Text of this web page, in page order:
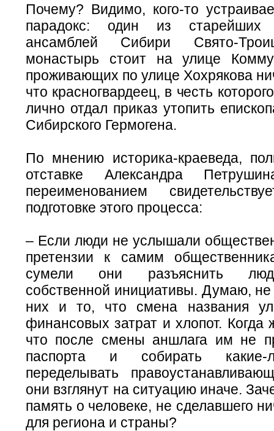
Почему? Видимо, кого-то
парадокс: один из старейших
ансамблей Сибири Свято-
монастырь стоит на улице
проживающих по улице Хохрякова
что красногвардеец, в честь
лично отдал приказ утопить
Сибирского Гермогена.
По мнению историка-краеведа,
отставке Александра
переименованием
подготовке этого процесса:
– Если люди не услышали
претензии к самим
сумели они разъяснить
собственной инициативы. Думаю,
них и то, что смена названия
финансовых затрат и хлопот. Когда
что после смены аншлага им не
паспорта и собирать какие-
переделывать
они взглянут на ситуацию иначе.
память о человеке, не сделавшего
для региона и страны?